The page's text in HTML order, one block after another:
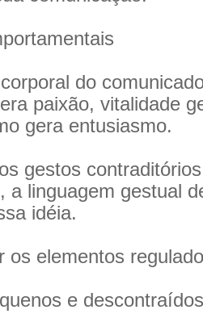
do
paixão, vitalidade
gera entusiasmo.
gestos
a linguagem gestual
idéia.
os elementos
e